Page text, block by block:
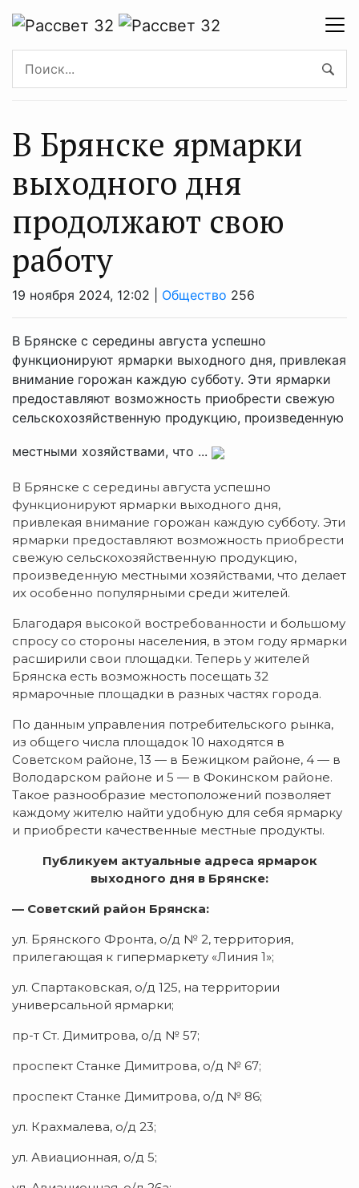
В Брянске ярмарки
выходного дня
продолжают свою
работу
19 ноября 2024, 12:02 | Общество 256
В Брянске с середины августа успешно
функционируют ярмарки выходного дня, привлекая
внимание горожан каждую субботу. Эти ярмарки
предоставляют возможность приобрести свежую
сельскохозяйственную продукцию, произведенную
местными хозяйствами, что ...
В Брянске с середины августа успешно
функционируют ярмарки выходного дня,
привлекая внимание горожан каждую субботу. Эти
ярмарки предоставляют возможность приобрести
свежую сельскохозяйственную продукцию,
произведенную местными хозяйствами, что делает
их особенно популярными среди жителей.
Благодаря высокой востребованности и большому
спросу со стороны населения, в этом году ярмарки
расширили свои площадки. Теперь у жителей
Брянска есть возможность посещать 32
ярмарочные площадки в разных частях города.
По данным управления потребительского рынка,
из общего числа площадок 10 находятся в
Советском районе, 13 — в Бежицком районе, 4 — в
Володарском районе и 5 — в Фокинском районе.
Такое разнообразие местоположений позволяет
каждому жителю найти удобную для себя ярмарку
и приобрести качественные местные продукты.
Публикуем актуальные адреса ярмарок
выходного дня в Брянске:
— Советский район Брянска:
ул. Брянского Фронта, о/д № 2, территория,
прилегающая к гипермаркету «Линия 1»;
ул. Спартаковская, о/д 125, на территории
универсальной ярмарки;
пр-т Ст. Димитрова, о/д № 57;
проспект Станке Димитрова, о/д № 67;
проспект Станке Димитрова, о/д № 86;
ул. Крахмалева, о/д 23;
ул. Авиационная, о/д 5;